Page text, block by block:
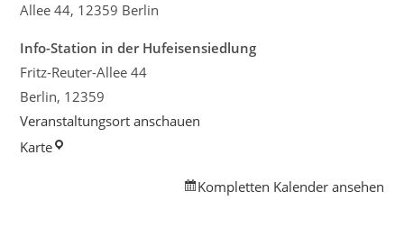
Allee 44, 12359 Berlin
Info-Station in der Hufeisensiedlung
Fritz-Reuter-Allee 44
Berlin, 12359
Veranstaltungsort anschauen
KarteInfo-
Kompletten Kalender ansehen